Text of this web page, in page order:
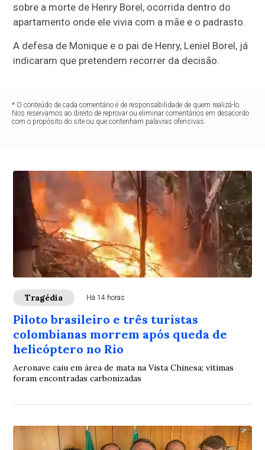
sobre a morte de Henry Borel, ocorrida dentro do
apartamento onde ele vivia com a mãe e o padrasto.
A defesa de Monique e o pai de Henry, Leniel Borel, já
indicaram que pretendem recorrer da decisão.
* O conteúdo de cada comentário é de responsabilidade de quem realizá-lo.
Nos reservamos ao direito de reprovar ou eliminar comentários em desacordo
com o propósito do site ou que contenham palavras ofensivas.
Tragédia Há 14 horas
Piloto brasileiro e três turistas
colombianas morrem após queda de
helicóptero no Rio
Aeronave caiu em área de mata na Vista Chinesa; vítimas
foram encontradas carbonizadas